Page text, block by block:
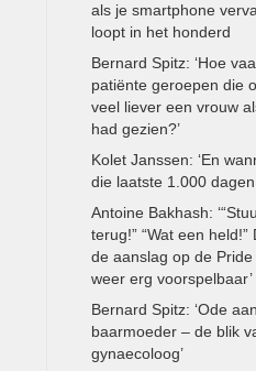
als je smartphone
loopt in het honderd
Bernard Spitz: ‘Hoe
patiënte geroepen die
veel liever een vrouw
had gezien?’
Kolet Janssen: ‘En
die laatste 1.000
Antoine Bakhash:
terug!” “Wat een
de aanslag op de Pride
weer erg voorspelbaar’
Bernard Spitz: ‘Ode
baarmoeder – de blik
gynaecoloog’